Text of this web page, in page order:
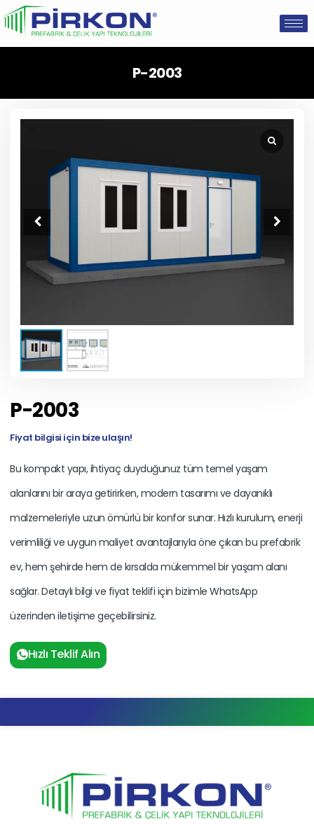
P-2003
P-2003
Fiyat bilgisi için bize ulaşın!
Bu kompakt yapı, ihtiyaç duyduğunuz tüm temel yaşam
alanlarını bir araya getirirken, modern tasarımı ve dayanıklı
malzemeleriyle uzun ömürlü bir konfor sunar. Hızlı kurulum, enerji
verimliliği ve uygun maliyet avantajlarıyla öne çıkan bu prefabrik
ev, hem şehirde hem de kırsalda mükemmel bir yaşam alanı
sağlar. Detaylı bilgi ve fiyat teklifi için bizimle WhatsApp
üzerinden iletişime geçebilirsiniz.
Hızlı Teklif Alın